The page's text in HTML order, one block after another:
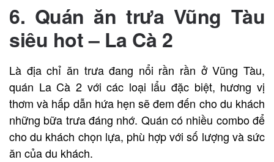
6. Quán ăn trưa Vũng Tàu
siêu hot – La Cà 2
Là địa chỉ ăn trưa đang nổi rần rần ở Vũng Tàu,
quán La Cà 2 với các loại lẩu đặc biệt, hương vị
thơm và hấp dẫn hứa hẹn sẽ đem đến cho du khách
những bữa trưa đáng nhớ. Quán có nhiều combo để
cho du khách chọn lựa, phù hợp với số lượng và sức
ăn của du khách.